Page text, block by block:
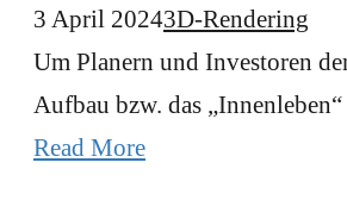
3 April 20243D-Rendering
Um Planern und Investoren
Aufbau bzw. das „Innenleben“
Read More